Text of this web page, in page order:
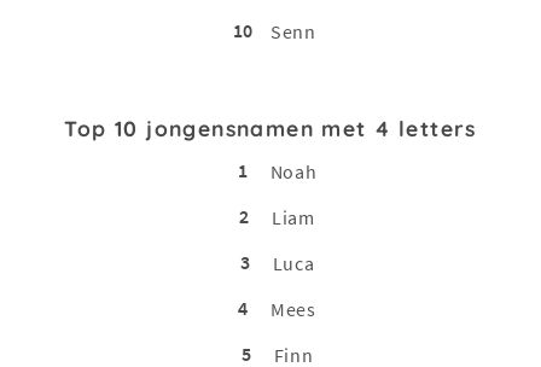
10
Senn
Top 10 jongensnamen met 4 letters
1
Noah
2
Liam
3
Luca
4
Mees
5
Finn